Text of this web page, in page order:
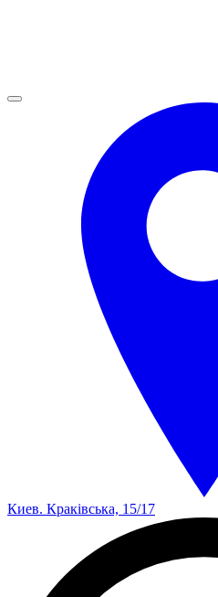
Киев. Краківська, 15/17